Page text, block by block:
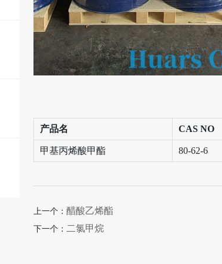
产品名 CAS NO
甲基丙烯酸甲酯 80-62-6
上一个：醋酸乙烯酯
下一个： 二氯甲烷